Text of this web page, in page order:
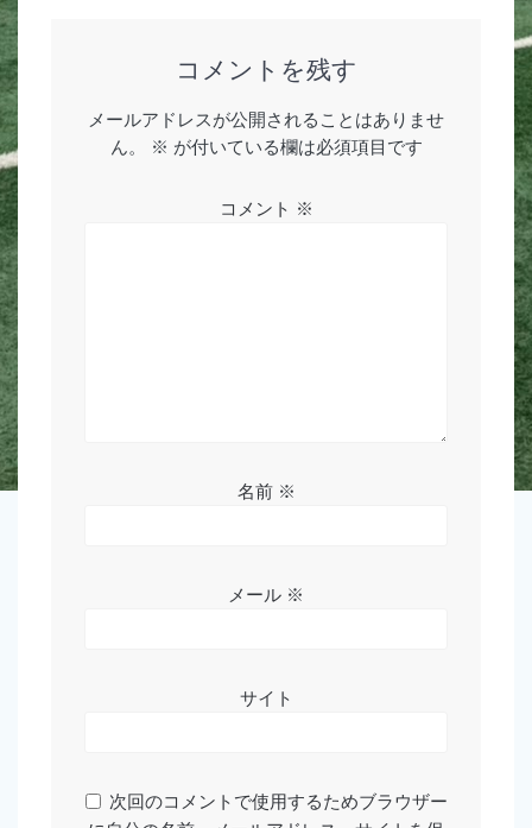
ビ
ゲ
ー
シ
ョ
ン
コメントを残す
メールアドレスが公開されることはありませ
ん。
※ が付いている欄は必須項目です
コメント ※
名前 ※
メール ※
サイト
次回のコメントで使用するためブラウザー